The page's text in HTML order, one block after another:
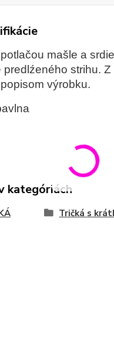
mašle a
strihu.
výrobku.
kategóriách
Tričká s